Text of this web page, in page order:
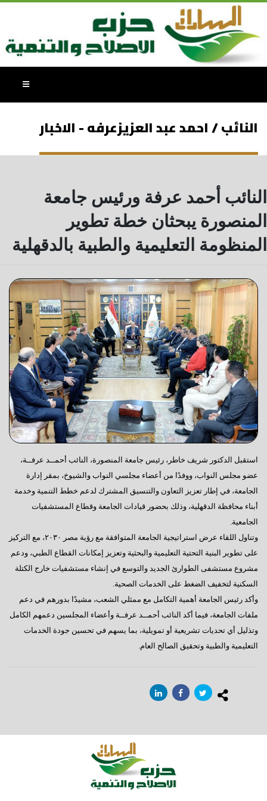
النائب / احمد عبد العزيزعرفه - الاخبار
النائب أحمد عرفة ورئيس جامعة
المنصورة يبحثان خطة تطوير
المنظومة التعليمية والطبية بالدقهلية
استقبل الدكتور شريف خاطر، رئيس جامعة المنصورة، النائب أحمــد عرفــة،
عضو مجلس النواب، ووفدًا من أعضاء مجلسي النواب والشيوخ، بمقر إدارة
الجامعة، في إطار تعزيز التعاون والتنسيق المشترك لدعم خطط التنمية وخدمة
أبناء محافظة الدقهلية، وذلك بحضور قيادات الجامعة وقطاع المستشفيات
الجامعية.
وتناول اللقاء عرض استراتيجية الجامعة المتوافقة مع رؤية مصر ٢٠٣٠، مع التركيز
على تطوير البنية التحتية التعليمية والبحثية وتعزيز إمكانات القطاع الطبي، ودعم
مشروع مستشفى الطوارئ الجديد والتوسع في إنشاء مستشفيات خارج الكتلة
السكنية لتخفيف الضغط على الخدمات الصحية.
وأكد رئيس الجامعة أهمية التكامل مع ممثلي الشعب، مشيدًا بدورهم في دعم
ملفات الجامعة، فيما أكد النائب أحمــد عرفــة وأعضاء المجلسين دعمهم الكامل
وتذليل أي تحديات تشريعية أو تمويلية، بما يسهم في تحسين جودة الخدمات
التعليمية والطبية وتحقيق الصالح العام.